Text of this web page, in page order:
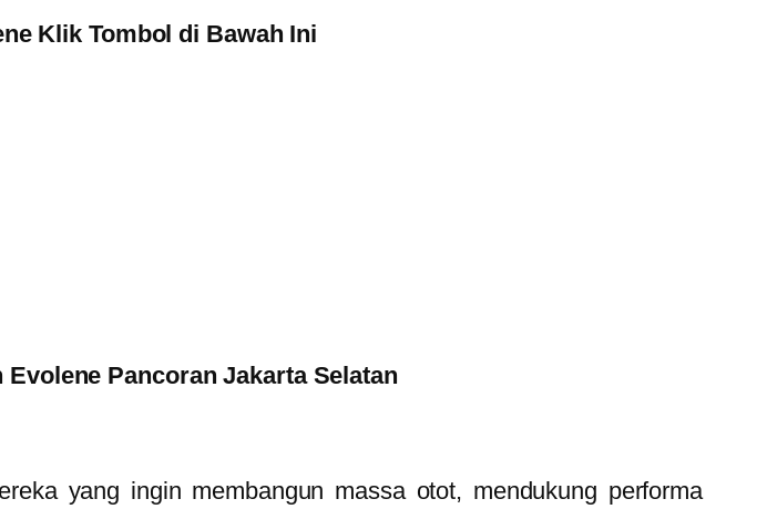
Klik Tombol di Bawah Ini
Pancoran Jakarta Selatan
yang ingin membangun massa otot, mendukung performa